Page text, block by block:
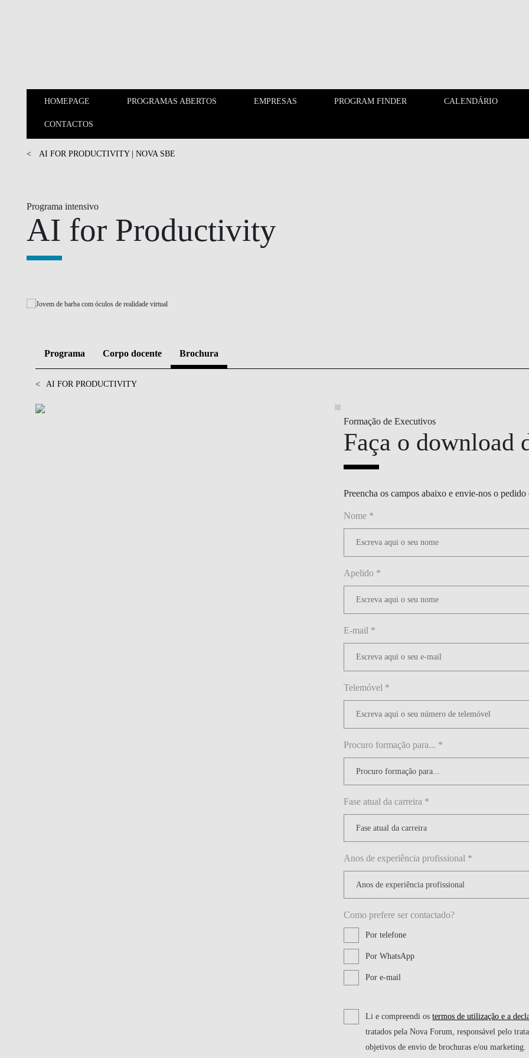
HOMEPAGE PROGRAMAS ABERTOS EMPRESAS PROGRAM FINDER CALENDÁRIO
CONTACTOS
HOMEPAGE
MARKETING, VENDAS E
INOVAÇÃO E
LIDERANÇA E GESTÃO DA
IA DATA DIGITAL
< AI FOR PRODUCTIVITY | NOVA SBE
Programa intensivo
AI for Productivity
Programa Corpo docente Brochura
< AI FOR PRODUCTIVITY
Formação de Executivos
Faça o download
Preencha os campos abaixo e envie-nos o
Nome *
Apelido *
E-mail *
Telemóvel *
Procuro formação para... *
Fase atual da carreira *
Anos de experiência profissional *
Como prefere ser contactado?
Por telefone
Por WhatsApp
Por e-mail
Li e compreendi ostermos de utilização e a
tratados pela Nova Forum, responsável pelo
objetivos de envio de brochuras e/ou marketing.